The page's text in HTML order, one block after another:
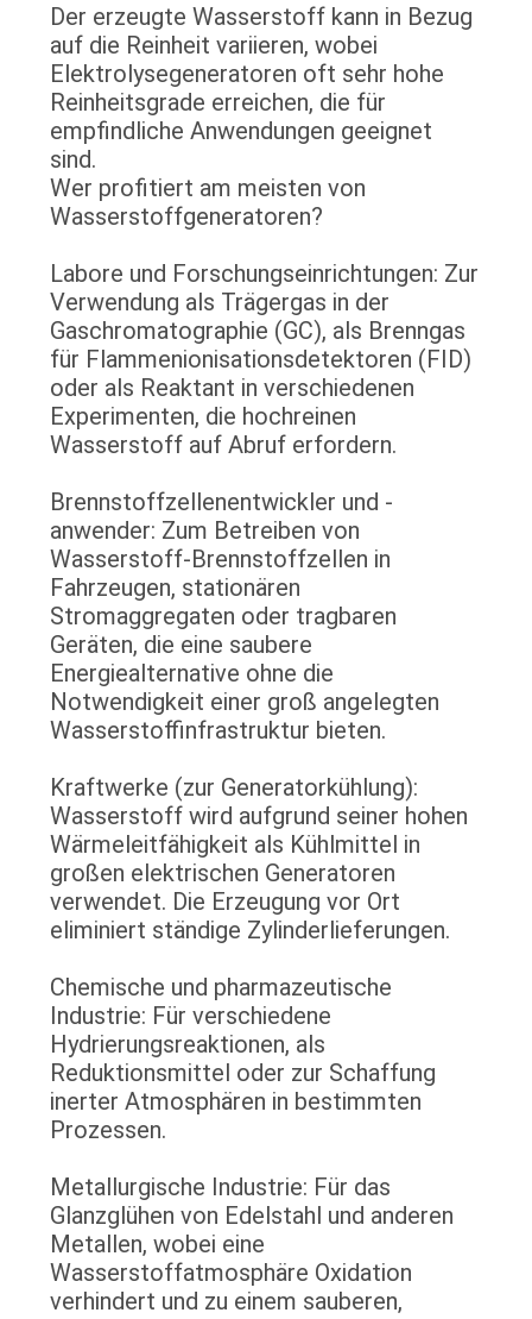
Der erzeugte Wasserstoff kann in Bezug
auf die Reinheit variieren, wobei
Elektrolysegeneratoren oft sehr hohe
Reinheitsgrade erreichen, die für
empfindliche Anwendungen geeignet
sind.
Wer profitiert am meisten von
Wasserstoffgeneratoren?
Labore und Forschungseinrichtungen: Zur
Verwendung als Trägergas in der
Gaschromatographie (GC), als Brenngas
für Flammenionisationsdetektoren (FID)
oder als Reaktant in verschiedenen
Experimenten, die hochreinen
Wasserstoff auf Abruf erfordern.
Brennstoffzellenentwickler und -
anwender: Zum Betreiben von
Wasserstoff-Brennstoffzellen in
Fahrzeugen, stationären
Stromaggregaten oder tragbaren
Geräten, die eine saubere
Energiealternative ohne die
Notwendigkeit einer groß angelegten
Wasserstoffinfrastruktur bieten.
Kraftwerke (zur Generatorkühlung):
Wasserstoff wird aufgrund seiner hohen
Wärmeleitfähigkeit als Kühlmittel in
großen elektrischen Generatoren
verwendet. Die Erzeugung vor Ort
eliminiert ständige Zylinderlieferungen.
Chemische und pharmazeutische
Industrie: Für verschiedene
Hydrierungsreaktionen, als
Reduktionsmittel oder zur Schaffung
inerter Atmosphären in bestimmten
Prozessen.
Metallurgische Industrie: Für das
Glanzglühen von Edelstahl und anderen
Metallen, wobei eine
Wasserstoffatmosphäre Oxidation
verhindert und zu einem sauberen,